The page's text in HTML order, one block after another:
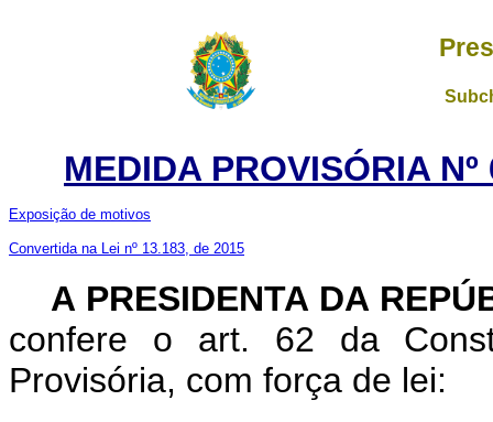
MEDIDA PROVISÓRIA
Exposição de motivos
Convertida na Lei nº 13.183, de 2015
A PRESIDENTA DA
confere o art. 62 da
Provisória, com força de lei: